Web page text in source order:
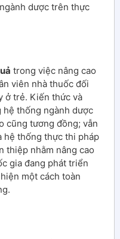
dược trên thực
trong việc nâng cao
viên nhà thuốc đối
ở trẻ. Kiến thức và
thống ngành dược
cũng tương đồng; vẫn
hệ thống thực thi pháp
thiệp nhằm nâng cao
gia đang phát triển
một cách toàn